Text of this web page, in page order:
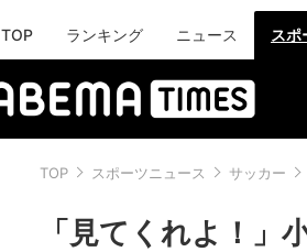
TOP ランキング ニュース スポ
TOP スポーツニュース サッカー
「見てくれよ！」